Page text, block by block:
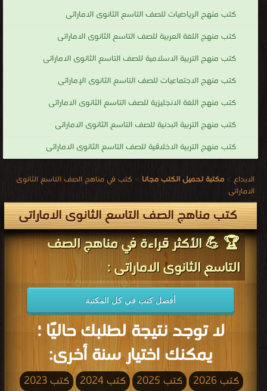
كتب منهج الرياضيات للصف التاسع الثانوى الاماراتى
كتب منهج اللغة العربية للصف التاسع الثانوى الاماراتى
كتب منهج التربية الاسلامية للصف التاسع الثانوى الاماراتى
كتب منهج الاجتماعيات للصف التاسع الثانوى الإماراتى
كتب منهج اللغة الانجليزية للصف التاسع الثانوى الاماراتى
كتب منهج التربية البدنية للصف التاسع الثانوى الاماراتى
كتب منهج التربية الاخلاقية للصف التاسع الثانوى الاماراتى
الابداع > مكتبة تحميل الكتب مجانا > كتب في مناهج الصف التاسع الثانوى
الاماراتى
كتب مناهج الصف التاسع الثانوى الاماراتى
🏆 💪 الأكثر قراءة في مناهج الصف
التاسع الثانوى الاماراتى :
أفضل كتب في كل المكتبة
لا توجد نتيجة لطلبك حاليًا ؛
يمكنك اختيار سنة أخرى:
كتب 2026 كتب 2025 كتب 2024
كتب 2023